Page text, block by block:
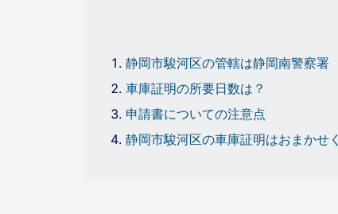
静岡市駿河区の管轄は静岡南警察署
車庫証明の所要日数は？
申請書についての注意点
静岡市駿河区の車庫証明はおまかせ